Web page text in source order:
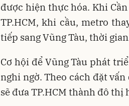
được hiện thực hóa. Khi
TP.HCM, khi cầu, metro
tiếp sang Vũng Tàu, thời
Cơ hội để Vũng Tàu phát
nghi ngờ. Theo cách đặt
sẽ đưa TP.HCM thành đô